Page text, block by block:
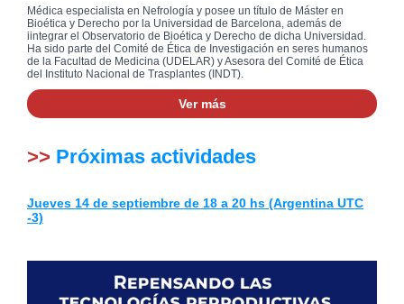
Médica especialista en Nefrología y posee un título de Máster en
Bioética y Derecho por la Universidad de Barcelona, además de
iintegrar el Observatorio de Bioética y Derecho de dicha Universidad.
Ha sido parte del Comité de Ética de Investigación en seres humanos
de la Facultad de Medicina (UDELAR) y Asesora del Comité de Ética
del Instituto Nacional de Trasplantes (INDT).
Ver más
>> Próximas actividades
Jueves 14 de septiembre de 18 a 20 hs (Argentina UTC
-3)